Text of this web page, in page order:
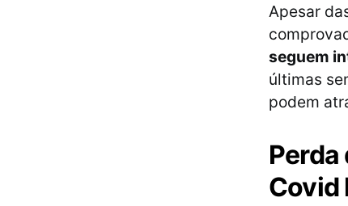
Apesar
seguem
últimas
podem
Covid